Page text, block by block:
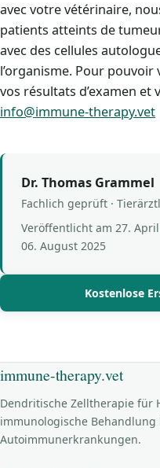
avec votre vétérinaire,
patients atteints de
avec des cellules
l’organisme. Pour pouvoir
vos résultats d’examen
info@immune-therapy.vet
Dr. Thomas Grammel
Fachlich geprüft ·
Veröffentlicht am 27.
06. August 2025
Kostenlose
immune-therapy.vet
Dendritische Zelltherapie für
immunologische Behandlung
Autoimmunerkrankungen.